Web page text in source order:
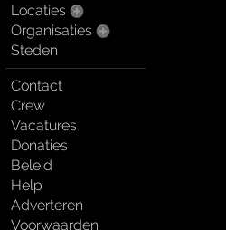
Locaties
Organisaties
Steden
Contact
Crew
Vacatures
Donaties
Beleid
Help
Adverteren
Voorwaarden